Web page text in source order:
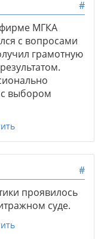
#
фирме МГКА
с вопросами
грамотную
выбором
#
проявилось
суде.